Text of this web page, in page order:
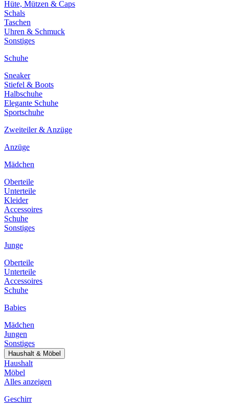
Hüte, Mützen & Caps
Schals
Taschen
Uhren & Schmuck
Sonstiges
Schuhe
Sneaker
Stiefel & Boots
Halbschuhe
Elegante Schuhe
Sportschuhe
Zweiteiler & Anzüge
Anzüge
Mädchen
Oberteile
Unterteile
Kleider
Accessoires
Schuhe
Sonstiges
Junge
Oberteile
Unterteile
Accessoires
Schuhe
Babies
Mädchen
Jungen
Sonstiges
Haushalt & Möbel
Haushalt
Möbel
Alles anzeigen
Geschirr